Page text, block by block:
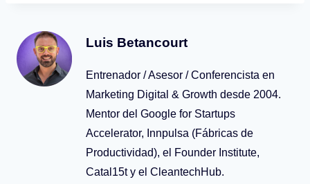
Luis Betancourt
Entrenador / Asesor / Conferencista en
Marketing Digital & Growth desde 2004.
Mentor del Google for Startups
Accelerator, Innpulsa (Fábricas de
Productividad), el Founder Institute,
Catal15t y el CleantechHub.